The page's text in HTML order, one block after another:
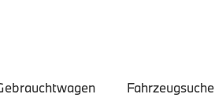
Fahrzeugsuche